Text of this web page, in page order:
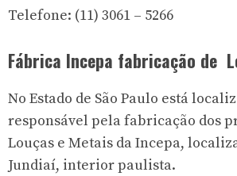
Telefone: (11) 3061 – 5266
Fábrica Incepa fabricação de
No Estado de São Paulo está
responsável pela fabricação dos
Louças e Metais da Incepa,
Jundiaí, interior paulista.